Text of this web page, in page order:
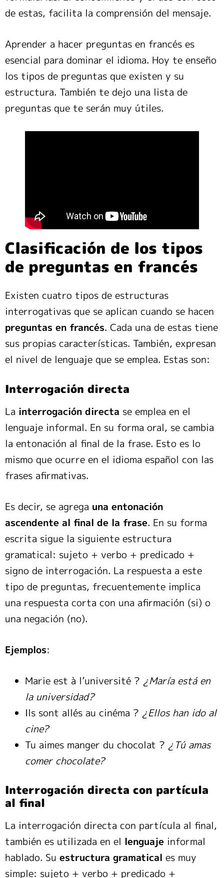
de estas, facilita la comprensión del mensaje.
Aprender a hacer preguntas en francés es
esencial para dominar el idioma. Hoy te enseño
los tipos de preguntas que existen y su
estructura. También te dejo una lista de
preguntas que te serán muy útiles.
Clasificación de los tipos
de preguntas en francés
Existen cuatro tipos de estructuras
interrogativas que se aplican cuando se hacen
preguntas en francés. Cada una de estas tiene
sus propias características. También, expresan
el nivel de lenguaje que se emplea. Estas son:
Interrogación directa
La interrogación directa se emplea en el
lenguaje informal. En su forma oral, se cambia
la entonación al final de la frase. Esto es lo
mismo que ocurre en el idioma español con las
frases afirmativas.
Es decir, se agrega una entonación
ascendente al final de la frase. En su forma
escrita sigue la siguiente estructura
gramatical: sujeto + verbo + predicado +
signo de interrogación. La respuesta a este
tipo de preguntas, frecuentemente implica
una respuesta corta con una afirmación (si) o
una negación (no).
Ejemplos:
Marie est à l’université ? ¿María está en
la universidad?
Ils sont allés au cinéma ? ¿Ellos han ido al
cine?
Tu aimes manger du chocolat ? ¿Tú amas
comer chocolate?
Interrogación directa con partícula
al final
La interrogación directa con partícula al final,
también es utilizada en el lenguaje informal
hablado. Su estructura gramatical es muy
simple: sujeto + verbo + predicado +